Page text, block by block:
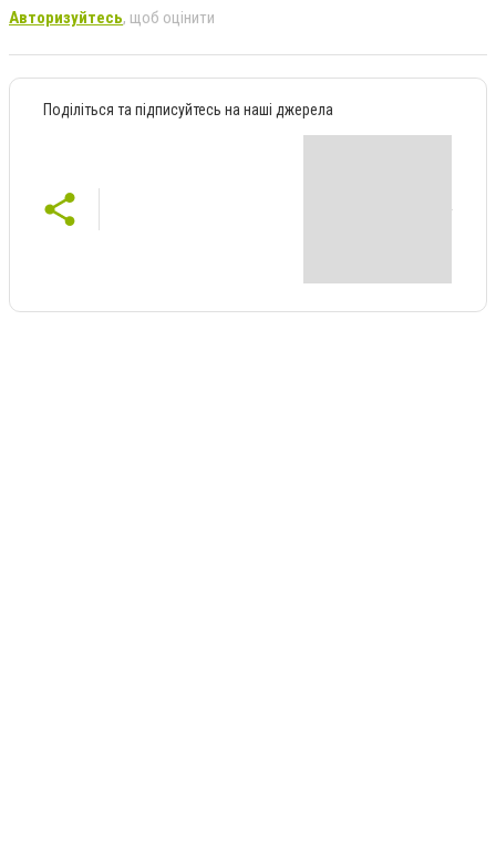
Авторизуйтесь, щоб оцінити
Поділіться та підписуйтесь на наші джерела